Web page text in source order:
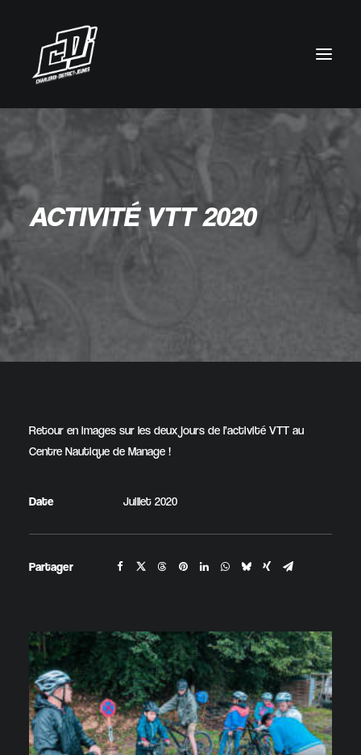
ACTIVITÉ VTT 2020
Retour en images sur les deux jours de l’activité VTT au
Centre Nautique de Manage !
Date Juillet 2020
Partager